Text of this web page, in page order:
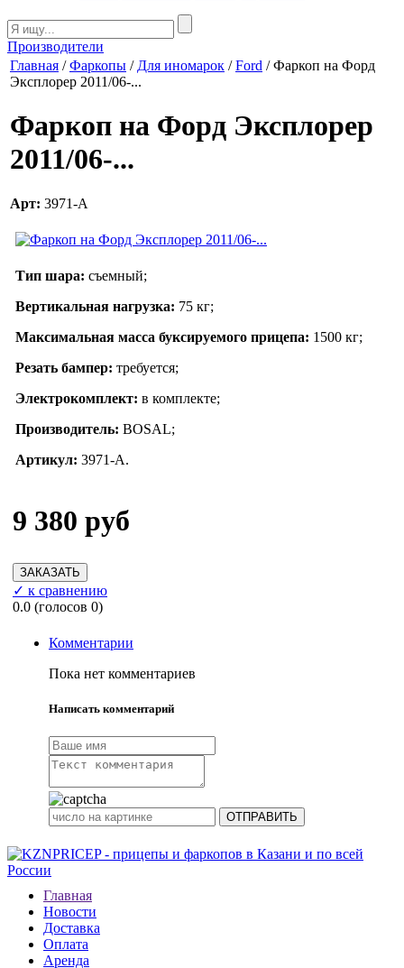
Производители
Главная /Фаркопы / Для иномарок /Ford / Фаркоп на Форд
Эксплорер 2011/06-...
Фаркоп на Форд Эксплорер
2011/06-...
Арт: 3971-А
Тип шара: съемный;
Вертикальная нагрузка: 75 кг;
Максимальная масса буксируемого прицепа: 1500 кг;
Резать бампер: требуется;
Электрокомплект: в комплекте;
Производитель: BOSAL;
Артикул: 3971-А.
9 380 руб
✓ к сравнению
0.0 (голосов 0)
Комментарии
Пока нет комментариев
Написать комментарий
Главная
Новости
Доставка
Оплата
Аренда